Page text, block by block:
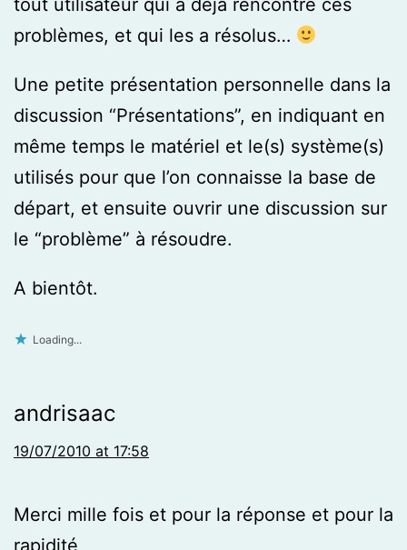
problèmes, et qui les a résolus…
Une petite présentation personnelle dans la
discussion “Présentations”, en indiquant en
même temps le matériel et le(s) système(s)
utilisés pour que l’on connaisse la base de
départ, et ensuite ouvrir une discussion sur
le “problème” à résoudre.
A bientôt.
Loading...
andrisaac
19/07/2010 at 17:58
Merci mille fois et pour la réponse et pour la
rapidité